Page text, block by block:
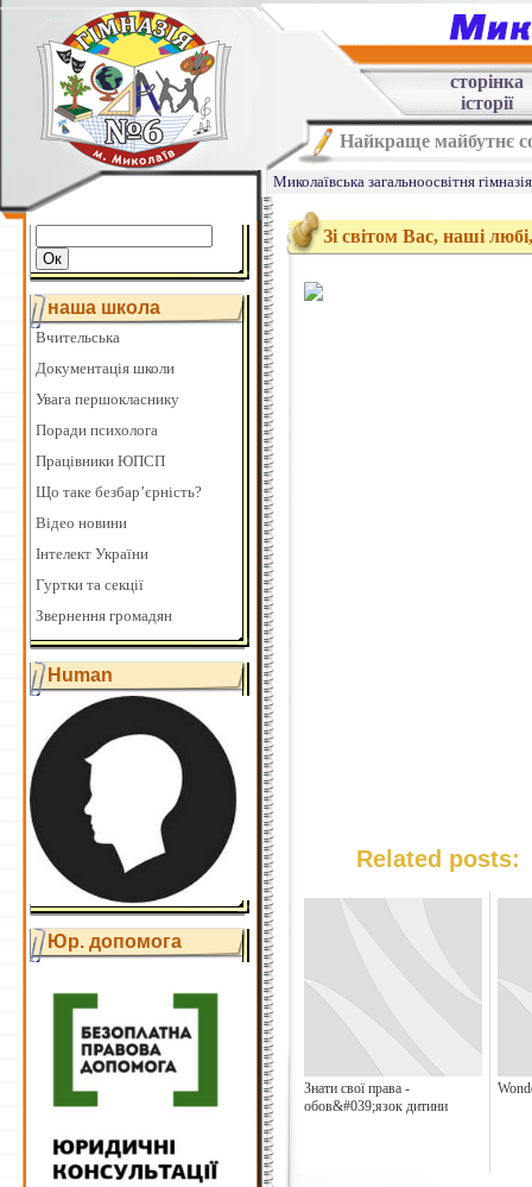
сторінка
історії
Найкраще майбутнє
наша школа
Вчительська
Документація школи
Увага першокласнику
Поради психолога
Працівники ЮПСП
Що таке безбар’єрність?
Відео новини
Інтелект України
Гуртки та секції
Звернення громадян
Human
Юр. допомога
Миколаївська загальноосвітня
Зі світом Вас, наші
Related posts:
Знати свої права -
обов&#039;язок дитини